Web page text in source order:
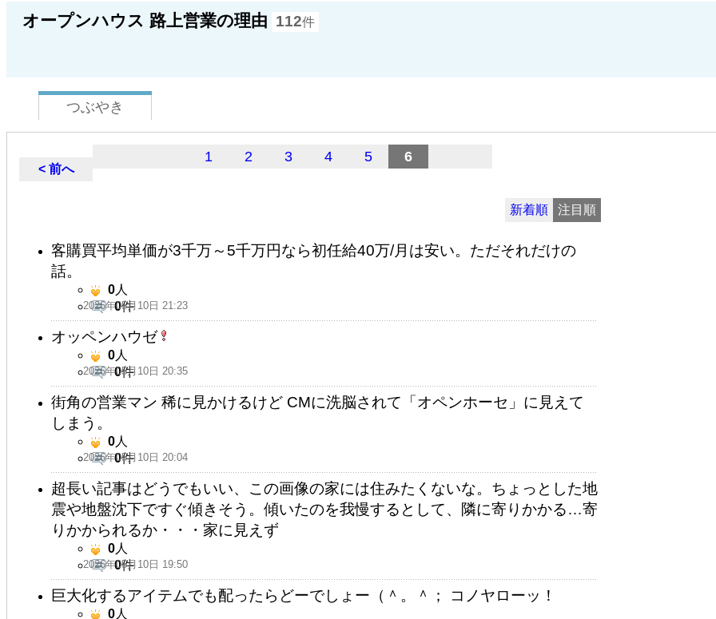
オープンハウス 路上営業の理由 112件
つぶやき
< 前へ
1 2 3 4 5 6
新着順 注目順
客購買平均単価が3千万～5千万円なら初任給40万/月は安い。ただそれだけの
話。
2026年05月10日 21:23
0人
0件
オッペンハウゼ
2026年05月10日 20:35
0人
0件
街角の営業マン 稀に見かけるけど CMに洗脳されて「オペンホーセ」に見えて
しまう。
2026年05月10日 20:04
0人
0件
超長い記事はどうでもいい、この画像の家には住みたくないな。ちょっとした地
震や地盤沈下ですぐ傾きそう。傾いたのを我慢するとして、隣に寄りかかる…寄
りかかられるか・・・家に見えず
2026年05月10日 19:50
0人
0件
巨大化するアイテムでも配ったらどーでしょー（＾。＾； コノヤローッ！
0人